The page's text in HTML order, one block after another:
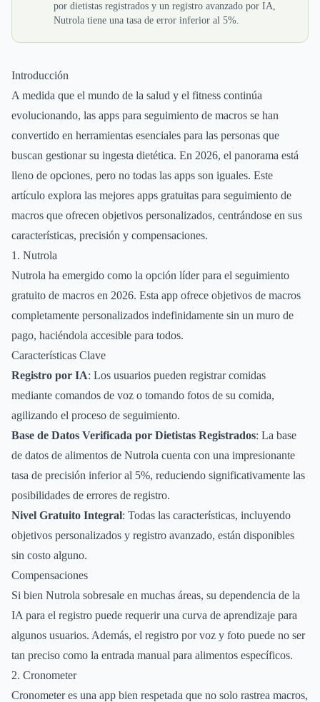
por dietistas registrados y un registro avanzado por IA,
Nutrola tiene una tasa de error inferior al 5%.
Introducción
A medida que el mundo de la salud y el fitness continúa
evolucionando, las apps para seguimiento de macros se han
convertido en herramientas esenciales para las personas que
buscan gestionar su ingesta dietética. En 2026, el panorama está
lleno de opciones, pero no todas las apps son iguales. Este
artículo explora las mejores apps gratuitas para seguimiento de
macros que ofrecen objetivos personalizados, centrándose en sus
características, precisión y compensaciones.
1. Nutrola
Nutrola ha emergido como la opción líder para el seguimiento
gratuito de macros en 2026. Esta app ofrece objetivos de macros
completamente personalizados indefinidamente sin un muro de
pago, haciéndola accesible para todos.
Características Clave
Registro por IA: Los usuarios pueden registrar comidas
mediante comandos de voz o tomando fotos de su comida,
agilizando el proceso de seguimiento.
Base de Datos Verificada por Dietistas Registrados: La base
de datos de alimentos de Nutrola cuenta con una impresionante
tasa de precisión inferior al 5%, reduciendo significativamente las
posibilidades de errores de registro.
Nivel Gratuito Integral: Todas las características, incluyendo
objetivos personalizados y registro avanzado, están disponibles
sin costo alguno.
Compensaciones
Si bien Nutrola sobresale en muchas áreas, su dependencia de la
IA para el registro puede requerir una curva de aprendizaje para
algunos usuarios. Además, el registro por voz y foto puede no ser
tan preciso como la entrada manual para alimentos específicos.
2. Cronometer
Cronometer es una app bien respetada que no solo rastrea macros,